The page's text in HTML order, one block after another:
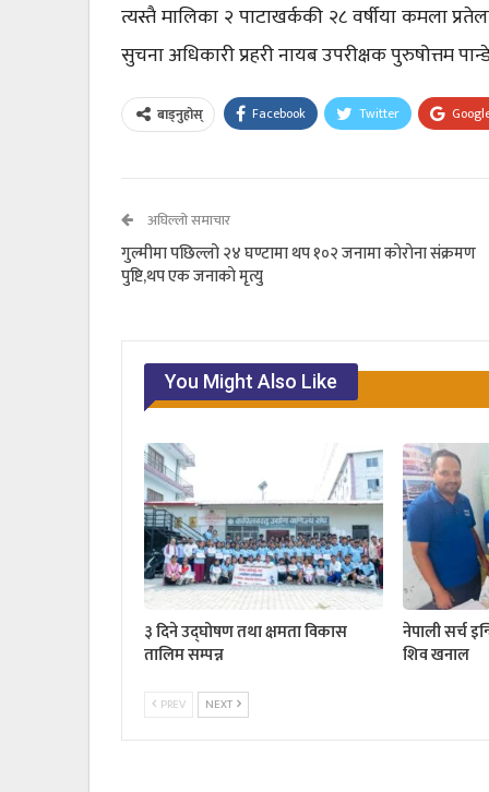
त्यस्तै मालिका २ पाटाखर्ककी २८ वर्षीया कमला
सुचना अधिकारी प्रहरी नायब उपरीक्षक पुरुषोत्तम
बाड्नुहोस् Facebook Twitter
अघिल्लो समाचार
गुल्मीमा पछिल्लो २४ घण्टामा थप १०२ जनामा काेराेना संक्रमण
पुष्टि,थप एक जनाकाे मृत्यु
You Might Also Like
३ दिने उद्घोषण तथा क्षमता विकास
तालिम सम्पन्न
नेपाली सर्च
शिव खनाल
PREV NEXT